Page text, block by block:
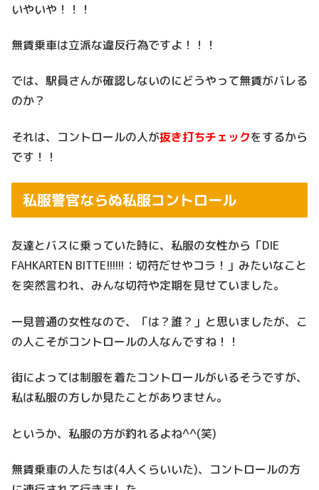
いやいや！！！
無賃乗車は立派な違反行為ですよ！！！
では、駅員さんが確認しないのにどうやって無賃がバレる
のか？
それは、コントロールの人が抜き打ちチェックをするから
です！！
私服警官ならぬ私服コントロール
友達とバスに乗っていた時に、私服の女性から「DIE
FAHKARTEN BITTE!!!!!!：切符だせやコラ！」みたいなこと
を突然言われ、みんな切符や定期を見せていました。
一見普通の女性なので、「は？誰？」と思いましたが、こ
の人こそがコントロールの人なんですね！！
街によっては制服を着たコントロールがいるそうですが、
私は私服の方しか見たことがありません。
というか、私服の方が釣れるよね^^(笑)
無賃乗車の人たちは(4人くらいいた)、コントロールの方